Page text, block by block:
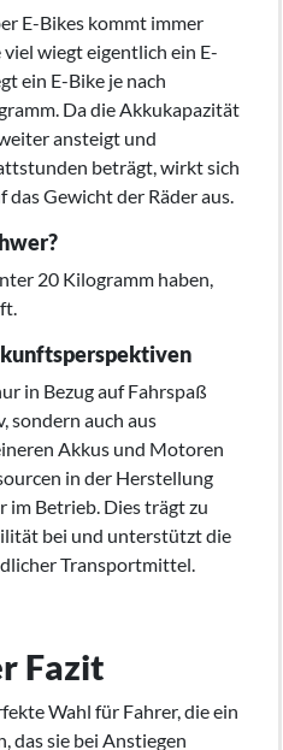
E-Bikes kommt immer
wiegt eigentlich ein E-
ein E-Bike je nach
Da die Akkukapazität
ansteigt und
beträgt, wirkt sich
das Gewicht der Räder aus.
20 Kilogramm haben,
in Bezug auf Fahrspaß
sondern auch aus
Akkus und Motoren
in der Herstellung
im Betrieb. Dies trägt zu
bei und unterstützt die
Transportmittel.
Fazit
Wahl für Fahrer, die ein
das sie bei Anstiegen